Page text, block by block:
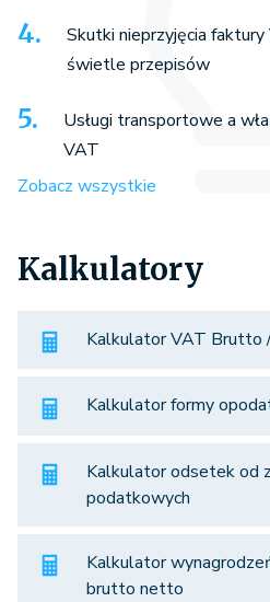
Skutki nieprzyjęcia
świetle przepisów
Usługi transportowe a
VAT
Zobacz wszystkie
Kalkulatory
Kalkulator VAT Brutto
Kalkulator formy
Kalkulator odsetek od
podatkowych
Kalkulator
brutto netto